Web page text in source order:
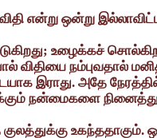
என்று ஒன்று
; உழைக்கச்
விதியை நம்புவதால்
இராது. அதே
நன்மைகளை
உகந்ததாகும்.